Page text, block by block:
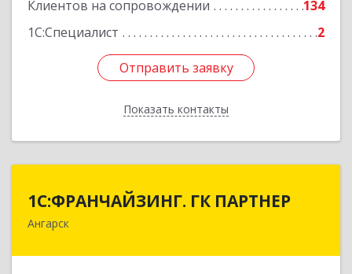
Клиентов на сопровождении
134
1С:Специалист
2
Отправить заявку
Показать контакты
Отправить заявку
Назад
1С:ФРАНЧАЙЗИНГ. ГК ПАРТНЕР
Ангарск
1С:ФРАНЧАЙЗИНГ. ГК ПАРТНЕР